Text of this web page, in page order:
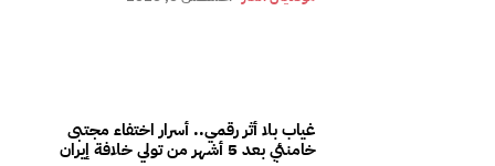
غياب بلا أثر رقمي.. أسرار اختفاء مجتبى
خامنئي بعد 5 أشهر من تولي خلافة إيران